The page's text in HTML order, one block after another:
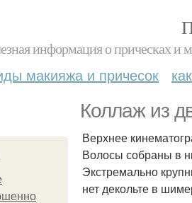
информация о прическах и
макияжа и причесок
Коллаж из
Верхнее
Волосы собраны в
Экстремально
нет декольте в